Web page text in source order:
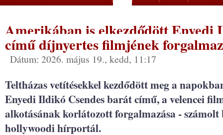
Amerikában is elkezdődött Enyedi
című díjnyertes filmjének
Dátum: 2026. május 19., kedd, 11:17
Teltházas vetítésekkel kezdődött meg a
Enyedi Ildikó Csendes barát című, a velencei
alkotásának korlátozott forgalmazása - számolt
hollywoodi hírportál.